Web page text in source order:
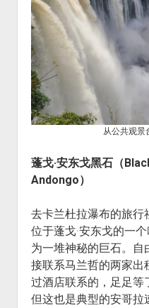
从公共观景
蓬戈·安东戈黑石（
Andongo）
去卡兰杜拉瀑布的旅行
位于蓬戈·安东戈的一
为一堆神秘的巨石。自
接联系马兰哲的两家出
过酒店联系的，足足等
但这也是典型的安哥拉